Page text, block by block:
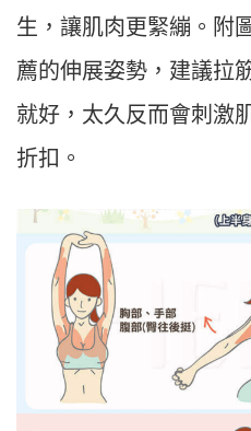
生，讓肌肉更緊繃。附
薦的伸展姿勢，建議拉
就好，太久反而會刺激
折扣。